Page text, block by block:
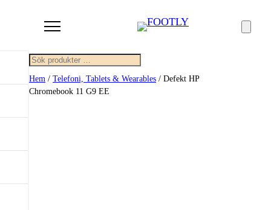
Sök
Hem / Telefoni, Tablets & Wearables / Defekt HP
Chromebook 11 G9 EE